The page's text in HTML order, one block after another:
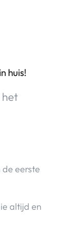
huis!
het
eerste
altijd en